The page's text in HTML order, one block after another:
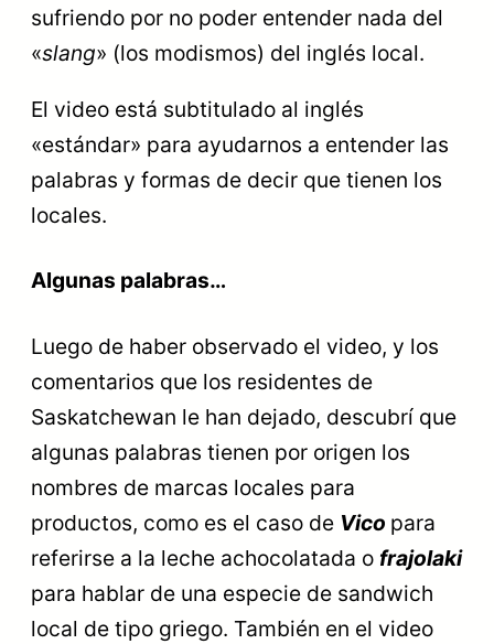
sufriendo por no poder entender nada del
«slang» (los modismos) del inglés local.
El video está subtitulado al inglés
«estándar» para ayudarnos a entender las
palabras y formas de decir que tienen los
locales.
Algunas palabras…
Luego de haber observado el video, y los
comentarios que los residentes de
Saskatchewan le han dejado, descubrí que
algunas palabras tienen por origen los
nombres de marcas locales para
productos, como es el caso de Vico para
referirse a la leche achocolatada o frajolaki
para hablar de una especie de sandwich
local de tipo griego. También en el video